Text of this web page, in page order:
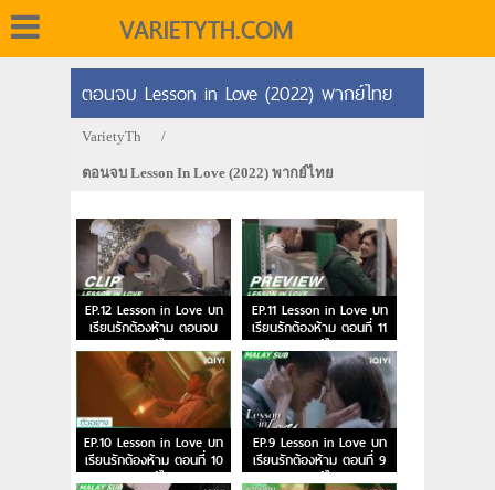
VARIETYTH.COM
ตอนจบ Lesson in Love (2022) พากย์ไทย
VarietyTh /
ตอนจบ Lesson In Love (2022) พากย์ไทย
EP.12 Lesson in Love บท
เรียนรักต้องห้าม ตอนจบ
พากย์ไทย
EP.11 Lesson in Love บท
เรียนรักต้องห้าม ตอนที่ 11
พากย์ไทย
EP.10 Lesson in Love บท
เรียนรักต้องห้าม ตอนที่ 10
พากย์ไทย
EP.9 Lesson in Love บท
เรียนรักต้องห้าม ตอนที่ 9
พากย์ไทย